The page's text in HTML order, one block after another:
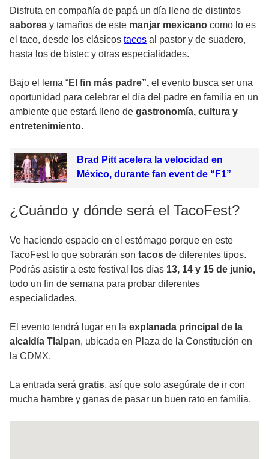
Disfruta en compañía de papá un día lleno de distintos
sabores y tamaños de este manjar mexicano como lo es
el taco, desde los clásicos tacos al pastor y de suadero,
hasta los de bistec y otras especialidades.
Bajo el lema “El fin más padre”, el evento busca ser una
oportunidad para celebrar el día del padre en familia en un
ambiente que estará lleno de gastronomía, cultura y
entretenimiento.
Brad Pitt acelera la velocidad en
México, durante fan event de “F1”
¿Cuándo y dónde será el TacoFest?
Ve haciendo espacio en el estómago porque en este
TacoFest lo que sobrarán son tacos de diferentes tipos.
Podrás asistir a este festival los días 13, 14 y 15 de junio,
todo un fin de semana para probar diferentes
especialidades.
El evento tendrá lugar en la explanada principal de la
alcaldía Tlalpan, ubicada en Plaza de la Constitución en
la CDMX.
La entrada será gratis, así que solo asegúrate de ir con
mucha hambre y ganas de pasar un buen rato en familia.